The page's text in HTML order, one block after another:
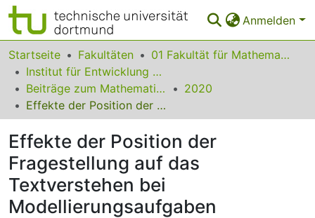
Anmelden
Bereiche & Sammlungen
Das gesamte Repositorium
Statistiken
FAQ
Leitlinien
Zurück zur Startseite
Startseite Fakultäten
01 Fakultät für Mathematik
Institut für Entwicklung und Erforschung des Mathematikunterrichts
Beiträge zum Mathematikunterricht
2020
Effekte der Position der Fragestellung auf das Textverstehen bei Modellierungsaufgaben
Effekte der Position der
Fragestellung auf das
Textverstehen bei
Modellierungsaufgaben